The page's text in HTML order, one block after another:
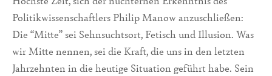
Politikwissenschaftlers Philip Manow anzuschließen:
Die “Mitte” sei Sehnsuchtsort, Fetisch und Illusion. Was
wir Mitte nennen, sei die Kraft, die uns in den letzten
Jahrzehnten in die heutige Situation geführt habe. Sein